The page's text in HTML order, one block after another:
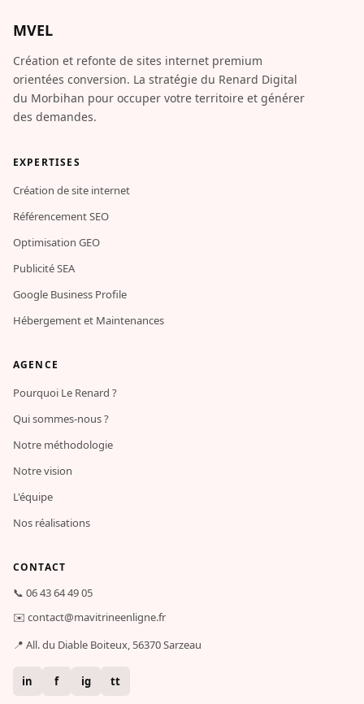
MVEL
Création et refonte de sites internet premium
orientées conversion. La stratégie du Renard Digital
du Morbihan pour occuper votre territoire et générer
des demandes.
EXPERTISES
Création de site internet
Référencement SEO
Optimisation GEO
Publicité SEA
Google Business Profile
Hébergement et Maintenances
AGENCE
Pourquoi Le Renard ?
Qui sommes-nous ?
Notre méthodologie
Notre vision
L'équipe
Nos réalisations
CONTACT
📞 06 43 64 49 05
✉️ contact@mavitrineenligne.fr
📍 All. du Diable Boiteux, 56370 Sarzeau
in f ig tt